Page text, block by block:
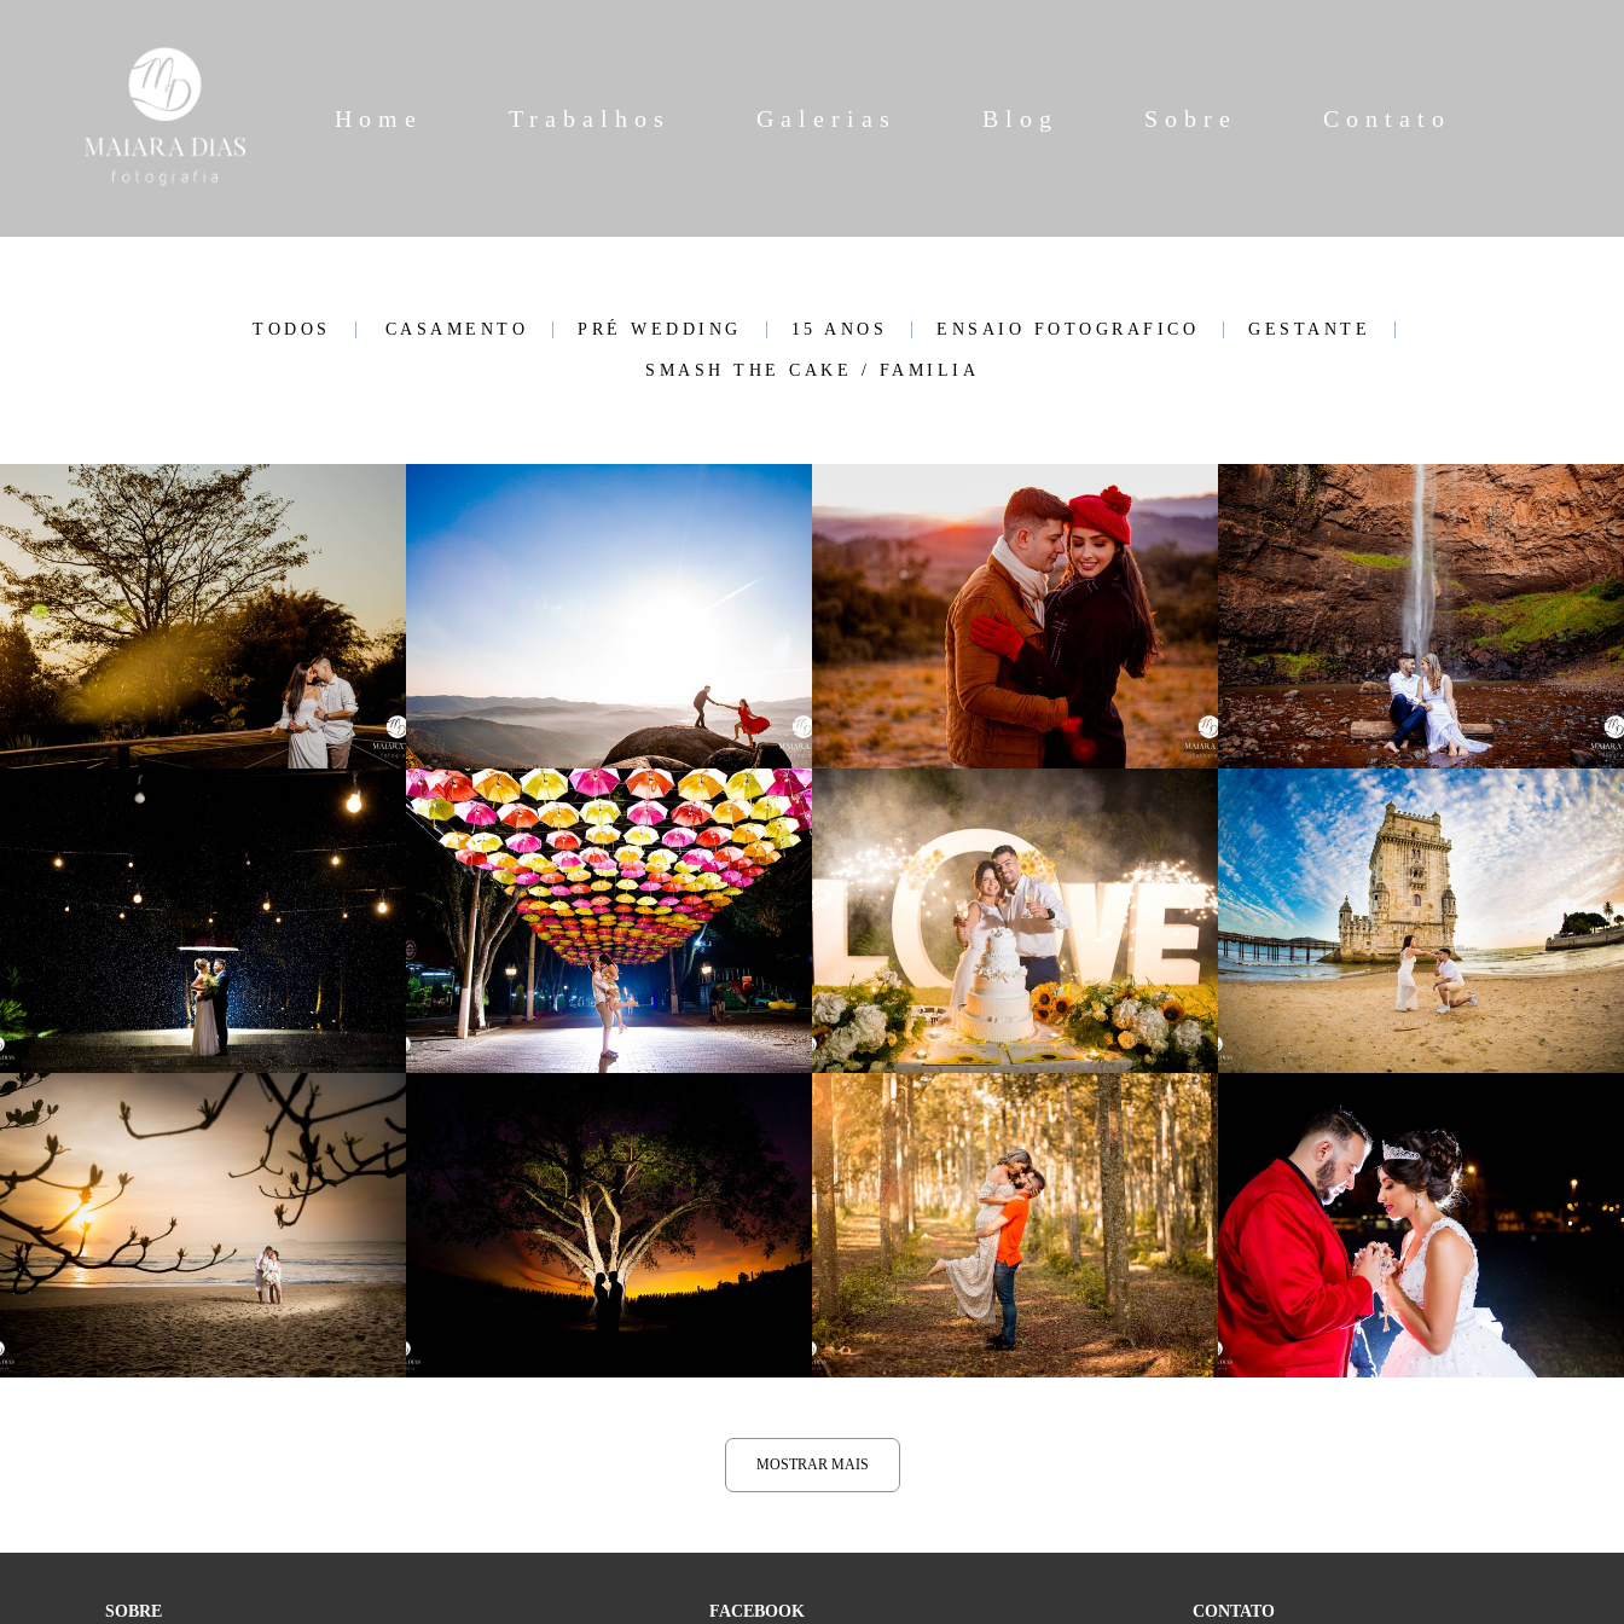
Home Trabalhos Galerias Blog Sobre Contato
TODOS CASAMENTO PRÉ WEDDING 15 ANOS ENSAIO FOTOGRAFICO GESTANTE
SMASH THE CAKE / FAMILIA
3617 61 3677 4523 4483 1
3084 0 3456 8 1384 0 2175 0
1777 0 2051 2141 1 1510 0
MOSTRAR MAIS
SOBRE FACEBOOK CONTATO